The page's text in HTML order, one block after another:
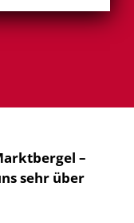
–
sehr über